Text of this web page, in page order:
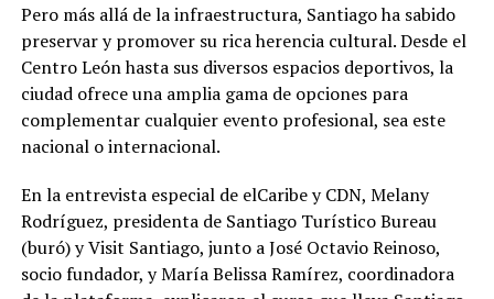
Pero más allá de la infraestructura, Santiago ha sabido
preservar y promover su rica herencia cultural. Desde el
Centro León hasta sus diversos espacios deportivos, la
ciudad ofrece una amplia gama de opciones para
complementar cualquier evento profesional, sea este
nacional o internacional.
En la entrevista especial de elCaribe y CDN, Melany
Rodríguez, presidenta de Santiago Turístico Bureau
(buró) y Visit Santiago, junto a José Octavio Reinoso,
socio fundador, y María Belissa Ramírez, coordinadora